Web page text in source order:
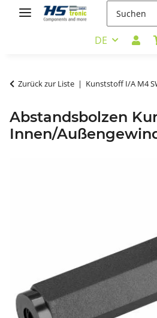
DE
Zurück zur Liste Kunststoff I/A M4
Abstandsbolzen
Innen/